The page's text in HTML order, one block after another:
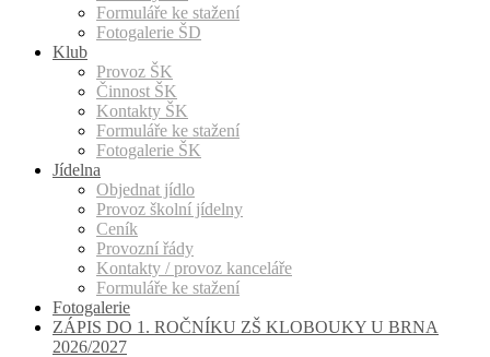
Formuláře ke stažení
Fotogalerie ŠD
Klub
Provoz ŠK
Činnost ŠK
Kontakty ŠK
Formuláře ke stažení
Fotogalerie ŠK
Jídelna
Objednat jídlo
Provoz školní jídelny
Ceník
Provozní řády
Kontakty / provoz kanceláře
Formuláře ke stažení
Fotogalerie
ZÁPIS DO 1. ROČNÍKU ZŠ KLOBOUKY U BRNA
2026/2027